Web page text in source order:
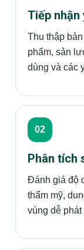
Tiếp nhận
Thu thập
phẩm, sản
dùng và các
Phân tích
Đánh giá độ
thẩm mỹ,
vùng dễ phát